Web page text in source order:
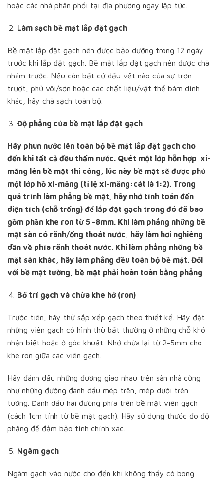
hoặc các nhà phân phối tại địa phương ngay lập tức.
Làm sạch bề mặt lắp đặt gạch
Bề mặt lắp đặt gạch nên được bảo dưỡng trong 12 ngày
trước khi lắp đặt gạch. Bề mặt lắp đặt gạch nên được chà
nhám trước. Nếu còn bất cứ dấu vết nào của sự trơn
trượt, phủ vôi/sơn hoặc các chất liệu/vật thể bám dính
khác, hãy chà sạch toàn bộ.
Độ phẳng của bề mặt lắp đặt gạch
Hãy phun nước lên toàn bộ bề mặt lắp đặt gạch cho
đến khi tất cả đều thấm nước. Quét một lớp hỗn hợp xi-
măng lên bề mặt thi công, lúc này bề mặt sẽ được phủ
một lớp hồ xi-măng (tỉ lệ xi-măng:cát là 1:2). Trong
quá trình làm phẳng bề mặt, hãy nhớ tính toán đến
diện tích (chỗ trống) để lắp đặt gạch trong đó đã bao
gồm phần khe ron từ 5 -8mm. Khi làm phẳng những bề
mặt sàn có rãnh/ống thoát nước, hãy làm hơi nghiêng
dần về phía rãnh thoát nước. Khi làm phẳng những bề
mặt sàn khác, hãy làm phẳng đều toàn bộ bề mặt. Đối
với bề mặt tường, bề mặt phải hoàn toàn bằng phẳng
Bố trí gạch và chừa khe hở (ron)
Trước tiên, hãy thử sắp xếp gạch theo thiết kế. Hãy đặt
những viên gạch có hình thù bất thường ở những chỗ khó
nhận biết hoặc ở góc khuất. Nhớ chừa lại từ 2-5mm cho
khe ron giữa các viên gạch.
Hãy đánh dấu những đường giao nhau trên sàn nhà cũng
như những đường đánh dấu mép trên, mép dưới trên
tường. Đánh dấu hai đường phía trên bề mặt viên gạch
(cách 1cm tính từ bề mặt gạch). Hãy sử dụng thước đo độ
phẳng để đảm bảo tính chính xác.
Ngâm gạch
Ngâm gạch vào nước cho đến khi không thấy có bong